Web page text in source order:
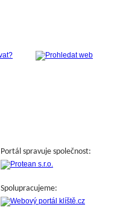
Portál spravuje společnost:
Spolupracujeme: